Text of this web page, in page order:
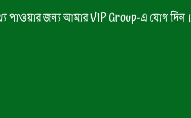
পাওয়ার জন্য আমার VIP Group-এ যোগ দিন।